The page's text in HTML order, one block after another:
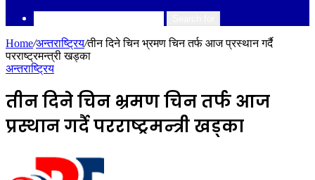
Home/अन्तराष्ट्रिय/तीन दिने चिन भ्रमण चिन तर्फ आज प्रस्थान गर्दै
परराष्ट्रमन्त्री खड्का
अन्तराष्ट्रिय
तीन दिने चिन भ्रमण चिन तर्फ आज
प्रस्थान गर्दै परराष्ट्रमन्त्री खड्का